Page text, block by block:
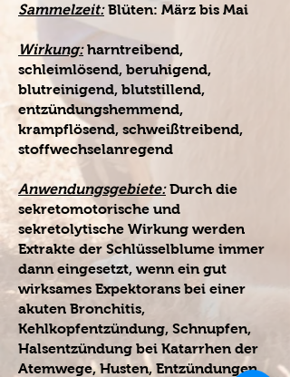
Sammelzeit:Blüten: März bis Mai
Wirkung:harntreibend,
schleimlösend, beruhigend,
blutreinigend, blutstillend,
entzündungshemmend,
krampflösend, schweißtreibend,
stoffwechselanregend
Anwendungsgebiete: Durch die
sekretomotorische und
sekretolytische Wirkung werden
Extrakte der Schlüsselblume immer
dann eingesetzt, wenn ein gut
wirksames Expektorans bei einer
akuten Bronchitis,
Kehlkopfentzündung, Schnupfen,
Halsentzündung bei Katarrhen der
Atemwege, Husten, Entzündungen